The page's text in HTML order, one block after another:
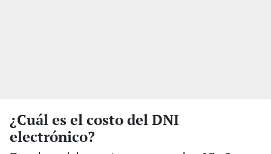
¿Cuál es el costo del DNI
electrónico?